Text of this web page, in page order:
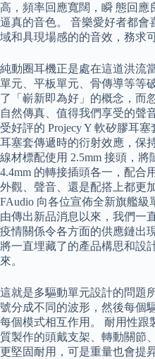
高，頻率回應寬闊，瞬 態回應
逼真的音色。 音樂愛好者都會
域和具現場感的的音效，務求
純動圈耳機正是處在這道洪流
單元、平板單元、骨傳導等等
了「嶄新即為好」的概念，而
自然傳真、值得我們享受的聲
受好評的 Projecy Y 軟矽膠耳
耳塞套傳遞時的衍射效應，保
線材標配使用 2.5mm 接頭，將
4.4mm 的轉接插頭各一，配合
外觀、聲音、還是配搭上都更
FAudio 向各位宣佈全新旗艦級
由傳出新品消息以來，我們一
疫情關係令各方面的供應鏈出
將一直埋藏了的產品構思和設
來。
這就是多驅動單元設計的問題
號分成不同的波形，然後每個
每個模式相互作用。 耐用性跟
質製作的頭戴支架、轉動關節
更堅固耐用，可是重量也會提